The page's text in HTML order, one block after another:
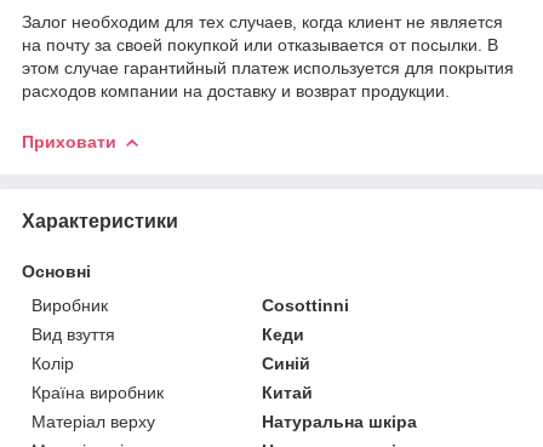
Залог необходим для тех случаев, когда клиент не является
на почту за своей покупкой или отказывается от посылки. В
этом случае гарантийный платеж используется для покрытия
расходов компании на доставку и возврат продукции.
Приховати
Характеристики
Основні
Виробник
Cosottinni
Вид взуття
Кеди
Колір
Синій
Країна виробник
Китай
Матеріал верху
Натуральна шкіра